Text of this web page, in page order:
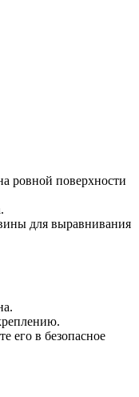
ровной поверхности
для выравнивания
его в безопасное